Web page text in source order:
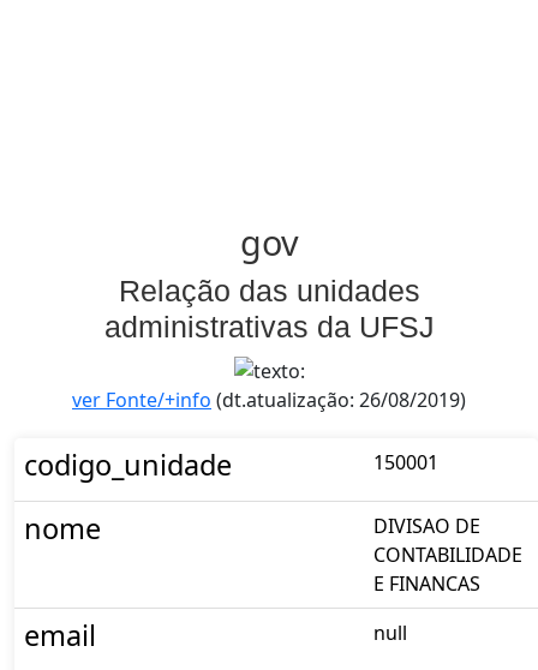
gov
Relação das unidades
administrativas da UFSJ
ver Fonte/+info (dt.atualização: 26/08/2019)
codigo_unidade 150001
nome
DIVISAO DE
CONTABILIDADE
E FINANCAS
email null